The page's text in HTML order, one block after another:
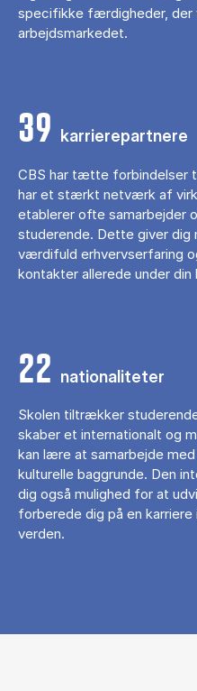
specifikke færdigheder,
arbejdsmarkedet.
39 karrierepartnere
CBS har tætte forbindelser
har et stærkt netværk af
etablerer ofte samarbejder
studerende. Dette giver dig
værdifuld erhvervserfaring
kontakter allerede under din
22 nationaliteter
Skolen tiltrækker
skaber et internationalt og
kan lære at samarbejde
kulturelle baggrunde. Den
dig også mulighed for at
forberede dig på en
verden.